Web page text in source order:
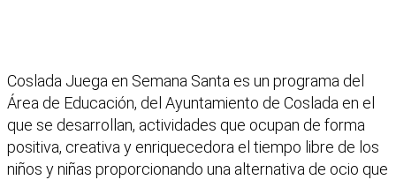
Coslada Juega en Semana Santa es un programa del
Área de Educación, del Ayuntamiento de Coslada en el
que se desarrollan, actividades que ocupan de forma
positiva, creativa y enriquecedora el tiempo libre de los
niños y niñas proporcionando una alternativa de ocio que